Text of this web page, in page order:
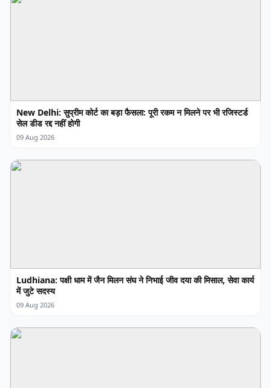
New Delhi: सुप्रीम कोर्ट का बड़ा फैसला: पूरी रकम न मिलने पर भी रजिस्टर्ड
सेल डीड रद्द नहीं होगी
09 Aug 2026
Ludhiana: पक्षी धाम में जैन मिलन संघ ने निभाई जीव दया की मिसाल, सेवा कार्य
में जुटे सदस्य
09 Aug 2026